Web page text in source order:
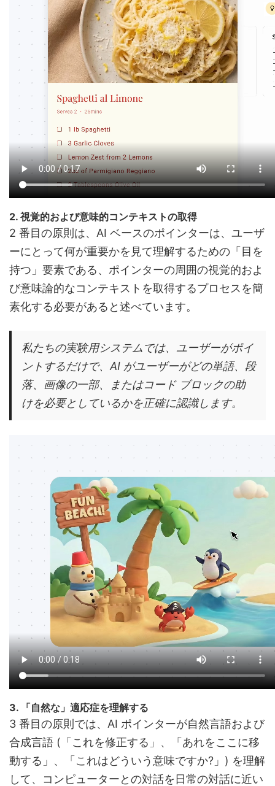
2. 視覚的および意味的コンテキストの取得
2 番目の原則は、AI ベースのポインターは、ユーザ
ーにとって何が重要かを見て理解するための「目を
持つ」要素である、ポインターの周囲の視覚的およ
び意味論的なコンテキストを取得するプロセスを簡
素化する必要があると述べています。
私たちの実験用システムでは、ユーザーがポイ
ントするだけで、AI がユーザーがどの単語、段
落、画像の一部、またはコード ブロックの助
けを必要としているかを正確に認識します。
3. 「自然な」適応症を理解する
3 番目の原則では、AI ポインターが自然言語および
合成言語 (「これを修正する」、「あれをここに移
動する」、「これはどういう意味ですか?」) を理解
して、コンピューターとの対話を日常の対話に近い